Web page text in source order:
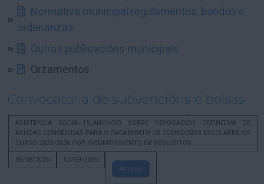
Normativa municipal:regulamentos, bandos e
ordenanzas
Outras publicacións municipais
Orzamentos
Convocatoria de subvencións e bolsas
ASISTENCIA SOCIAL.15_ANUNCIO SOBRE REVOGACIÓN DEFINITIVA DE
AXUDAS CONCEDIDAS PARA O PAGAMENTO DE COMEDORES ESCOLARES NO
CURSO 2025/2026 POR INCUMPRIMENTO DE REQUISITOS
06/08/2026
07/09/2026
Amosar